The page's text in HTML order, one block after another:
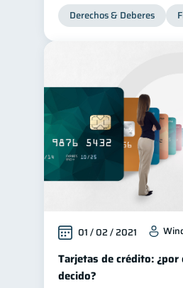
Derechos & Deberes
01 / 02 / 2021
Tarjetas de crédito: ¿por
decido?